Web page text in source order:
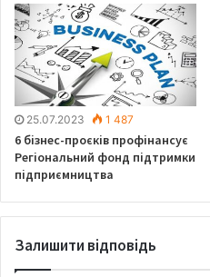
25.07.2023 1 487
6 бізнес-проєків профінансує
Регіональний фонд підтримки
підприємництва
Залишити відповідь